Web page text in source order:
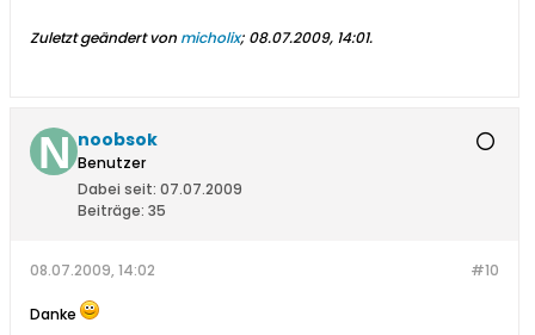
Zuletzt geändert von micholix; 08.07.2009, 14:01.
noobsok
Benutzer
Dabei seit: 07.07.2009
Beiträge: 35
#10
08.07.2009, 14:02
Danke